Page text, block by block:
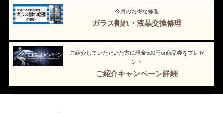
今月のお得な修理
ガラス割れ・液晶交換修理
ご紹介していただいた方に現金500円or商品券をプレゼ
ント
ご紹介キャンペーン詳細